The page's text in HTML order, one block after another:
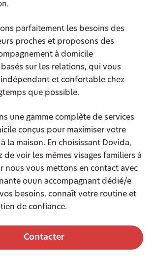
parfaitement les besoins des
proches et proposons des
à domicile
sur les relations, qui vous
et confortable chez
que possible.
une gamme complète de services
conçus pour maximiser votre
la maison. En choisissant Dovida,
de voir les mêmes visages familiers à
nous vous mettons en contact avec
ouun accompagnant dédié/e
besoins, connaît votre routine et
de confiance.
Contacter